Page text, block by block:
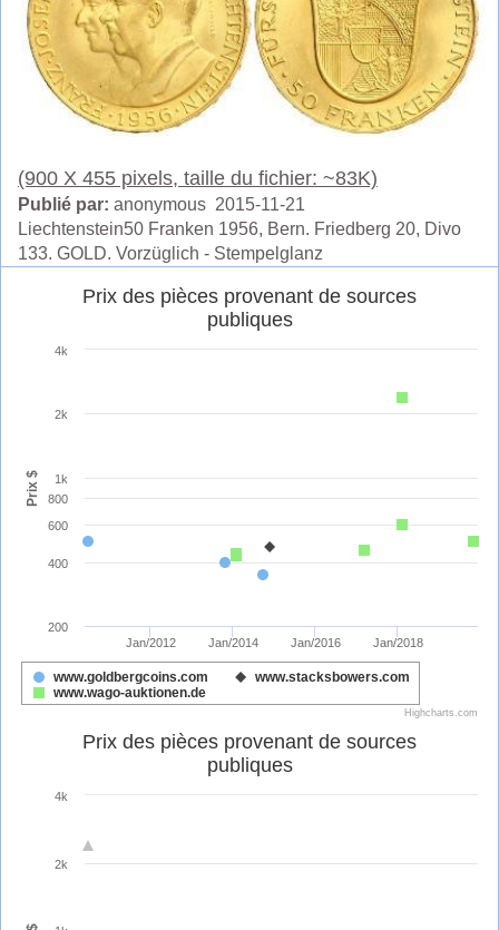
(900 X 455 pixels, taille du fichier: ~83K)
Publié par: anonymous 2015-11-21
Liechtenstein50 Franken 1956, Bern. Friedberg 20, Divo
133. GOLD. Vorzüglich - Stempelglanz